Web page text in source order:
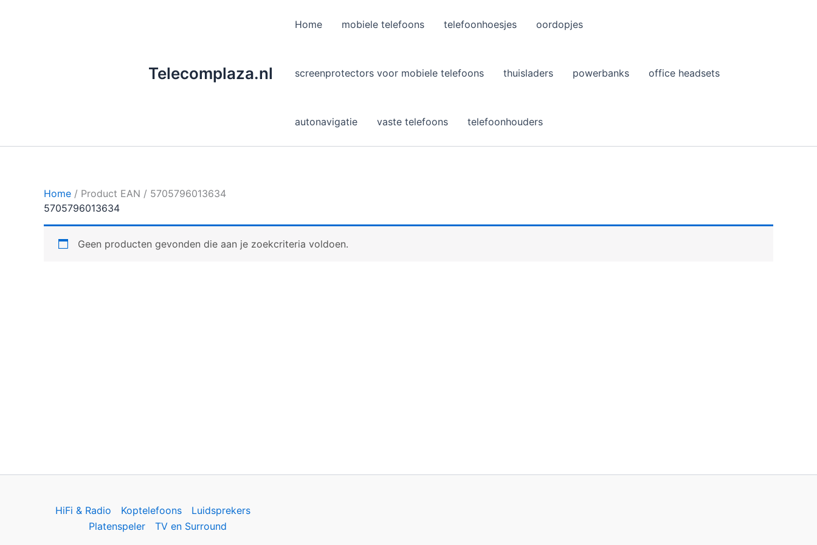
Telecomplaza.nl
Home mobiele telefoons telefoonhoesjes oordopjes
screenprotectors voor mobiele telefoons thuisladers powerbanks office headsets
autonavigatie vaste telefoons telefoonhouders
Home / Product EAN / 5705796013634
5705796013634
Geen producten gevonden die aan je zoekcriteria voldoen.
HiFi & Radio Koptelefoons
Luidsprekers
Platenspeler
TV en Surround